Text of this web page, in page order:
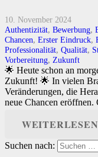
10. November 2024
Authentizität, Bewerbung,
Chancen, Erster Eindruck,
Professionalität, Qualität,
Vorbereitung, Zukunft
🌟 Heute schon an
Zukunft! 🌟 In vielen
Veränderungen, die
neue Chancen eröffnen.
WEITERLESEN
Suchen nach: